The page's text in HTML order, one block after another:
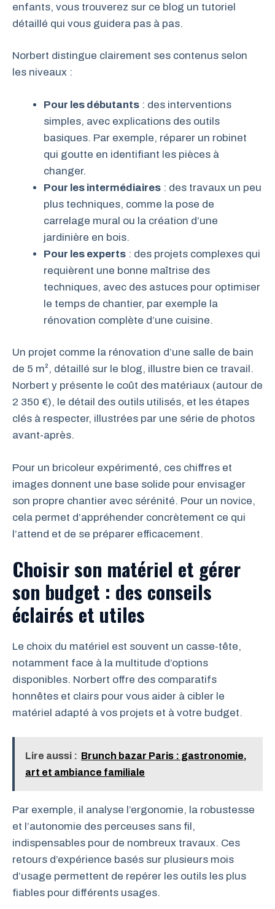
enfants, vous trouverez sur ce blog un tutoriel
détaillé qui vous guidera pas à pas.
Norbert distingue clairement ses contenus selon
les niveaux :
Pour les débutants : des interventions
simples, avec explications des outils
basiques. Par exemple, réparer un robinet
qui goutte en identifiant les pièces à
changer.
Pour les intermédiaires : des travaux un peu
plus techniques, comme la pose de
carrelage mural ou la création d’une
jardinière en bois.
Pour les experts : des projets complexes qui
requièrent une bonne maîtrise des
techniques, avec des astuces pour optimiser
le temps de chantier, par exemple la
rénovation complète d’une cuisine.
Un projet comme la rénovation d’une salle de bain
de 5 m², détaillé sur le blog, illustre bien ce travail.
Norbert y présente le coût des matériaux (autour de
2 350 €), le détail des outils utilisés, et les étapes
clés à respecter, illustrées par une série de photos
avant-après.
Pour un bricoleur expérimenté, ces chiffres et
images donnent une base solide pour envisager
son propre chantier avec sérénité. Pour un novice,
cela permet d’appréhender concrètement ce qui
l’attend et de se préparer efficacement.
Choisir son matériel et gérer
son budget : des conseils
éclairés et utiles
Le choix du matériel est souvent un casse-tête,
notamment face à la multitude d’options
disponibles. Norbert offre des comparatifs
honnêtes et clairs pour vous aider à cibler le
matériel adapté à vos projets et à votre budget.
Lire aussi : Brunch bazar Paris : gastronomie,
art et ambiance familiale
Par exemple, il analyse l’ergonomie, la robustesse
et l’autonomie des perceuses sans fil,
indispensables pour de nombreux travaux. Ces
retours d’expérience basés sur plusieurs mois
d’usage permettent de repérer les outils les plus
fiables pour différents usages.